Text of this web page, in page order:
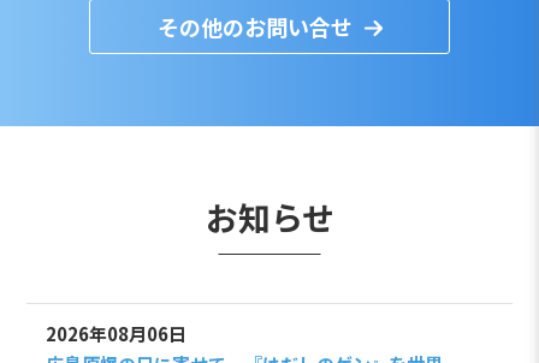
その他のお問い合せ
お知らせ
2026年08月06日